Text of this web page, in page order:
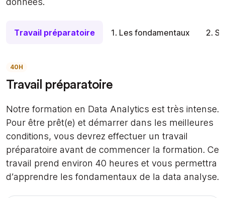
Travail préparatoire 1. Les fondamentaux 2.
40H
Travail préparatoire
Notre formation en Data Analytics est très intense.
Pour être prêt(e) et démarrer dans les meilleures
conditions, vous devrez effectuer un travail
préparatoire avant de commencer la formation. Ce
travail prend environ 40 heures et vous permettra
d’apprendre les fondamentaux de la data analyse.